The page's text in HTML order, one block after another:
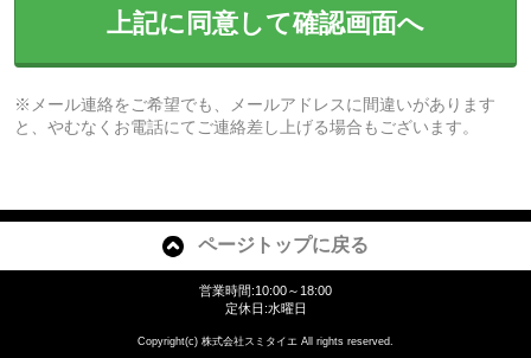
上記に同意して確認画面へ
※メール連絡をご希望でも、メールアドレスに間違いがあります
と、やむなくお電話にてご連絡差し上げる場合もございます。
ページトップに戻る
営業時間:10:00～18:00
定休日:水曜日
Copyright(c) 株式会社スミタイエ All rights reserved.